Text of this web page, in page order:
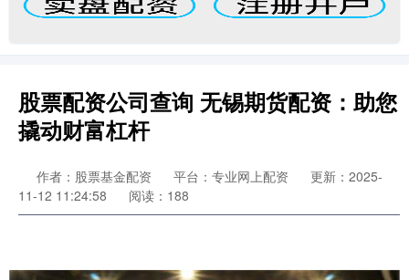
股票配资公司查询 无锡期货配资：助您
撬动财富杠杆
作者：股票基金配资 平台：专业网上配资
更新：2025-
11-12 11:24:58
阅读：188